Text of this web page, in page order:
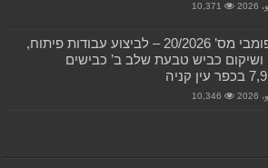
10,371
מכרז פומבי מס’ 20/2026 – לביצוע עבודות פיתוח,
ושיקום כביש טבעת שלב ב’ כבישים
קניה
10,346